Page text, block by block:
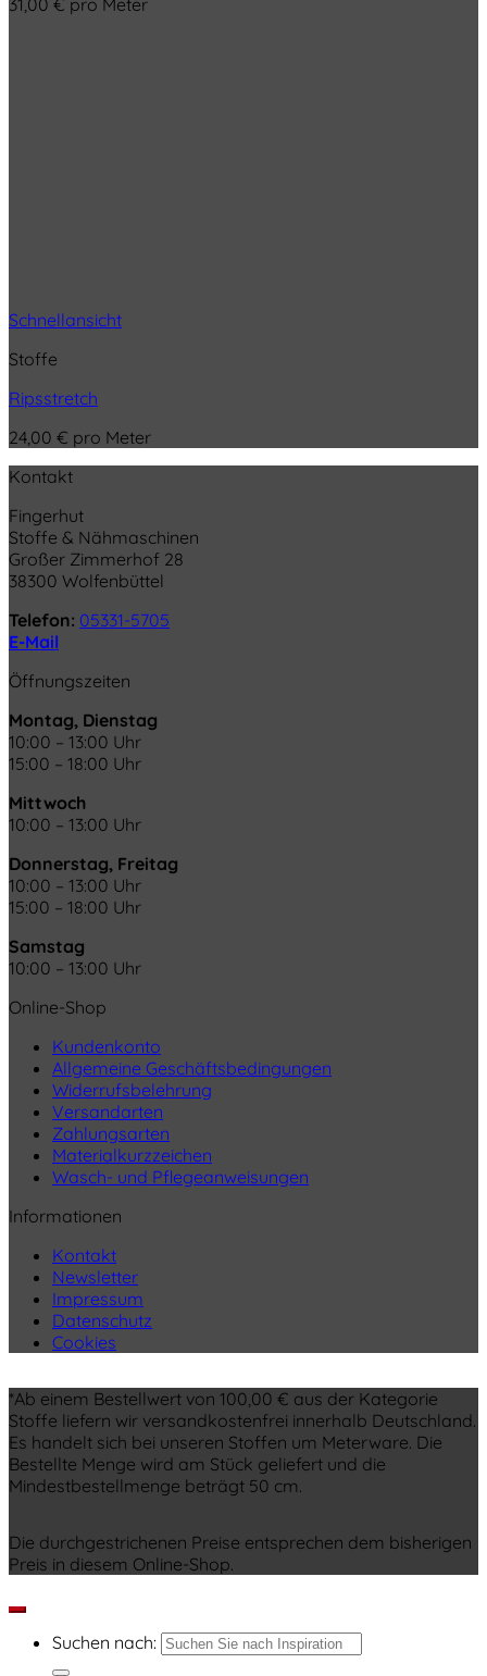
31,00 € pro Meter
Schnellansicht
Stoffe
Ripsstretch
24,00 € pro Meter
Kontakt
Fingerhut
Stoffe & Nähmaschinen
Großer Zimmerhof 28
38300 Wolfenbüttel
Telefon: 05331-5705
E-Mail
Öffnungszeiten
Montag, Dienstag
10:00 – 13:00 Uhr
15:00 – 18:00 Uhr
Mittwoch
10:00 – 13:00 Uhr
Donnerstag, Freitag
10:00 – 13:00 Uhr
15:00 – 18:00 Uhr
Samstag
10:00 – 13:00 Uhr
Online-Shop
Kundenkonto
Allgemeine Geschäftsbedingungen
Widerrufsbelehrung
Versandarten
Zahlungsarten
Materialkurzzeichen
Wasch- und Pflegeanweisungen
Informationen
Kontakt
Newsletter
Impressum
Datenschutz
Cookies
*Ab einem Bestellwert von 100,00 € aus der Kategorie
Stoffe liefern wir versandkostenfrei innerhalb Deutschland.
Es handelt sich bei unseren Stoffen um Meterware. Die
Bestellte Menge wird am Stück geliefert und die
Mindestbestellmenge beträgt 50 cm.
Die durchgestrichenen Preise entsprechen dem bisherigen
Preis in diesem Online-Shop.
Suchen nach: